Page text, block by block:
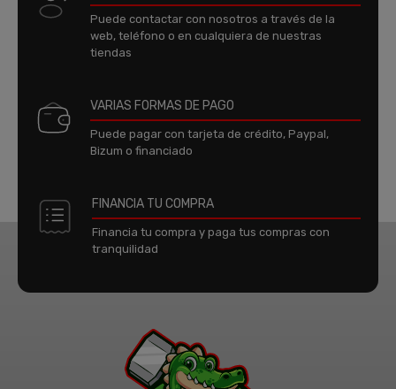
Puede contactar con nosotros a través de la
web, teléfono o en cualquiera de nuestras
tiendas
VARIAS FORMAS DE PAGO
Puede pagar con tarjeta de crédito, Paypal,
Bizum o financiado
FINANCIA TU COMPRA
Financia tu compra y paga tus compras con
tranquilidad